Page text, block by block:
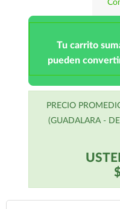
Tu carrito
pueden
PRECIO
(GUADALARA -